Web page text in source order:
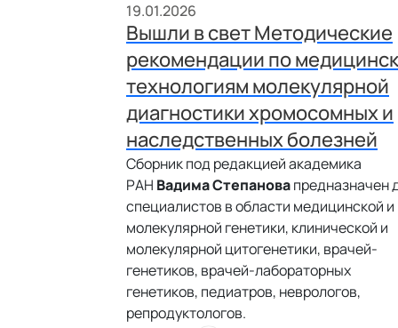
19.01.2026
Вышли в свет Методические
рекомендации по
технологиям молекулярной
диагностики хромосомных и
наследственных болезней
Сборник под редакцией академика
РАН Вадима Степановапредназначен
специалистов в области медицинской и
молекулярной генетики, клинической и
молекулярной цитогенетики, врачей-
генетиков, врачей-лабораторных
генетиков, педиатров, неврологов,
репродуктологов.